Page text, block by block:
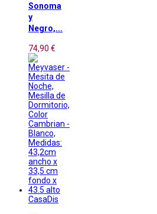
Sonoma
y
Negro,...
74,90 €
CasaDis